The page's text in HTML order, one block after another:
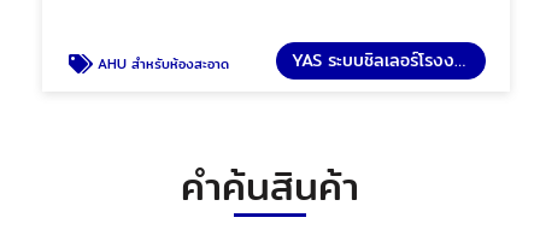
AHU สำหรับห้องสะอาด YAS ระบบชิลเลอร์โรงงาน
คำค้นสินค้า